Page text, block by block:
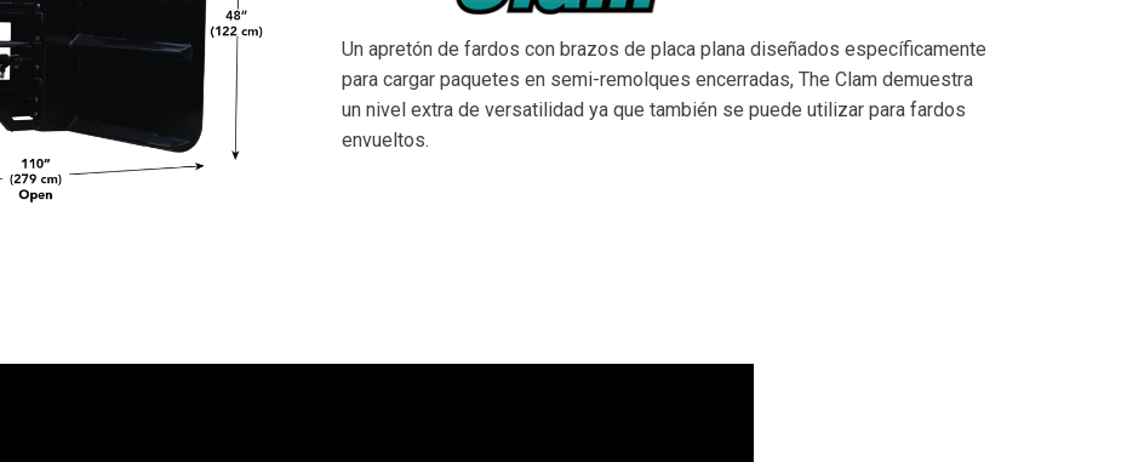
Un apretón de fardos con brazos de placa plana diseñados específicamente
para cargar paquetes en semi-remolques encerradas, The Clam demuestra
un nivel extra de versatilidad ya que también se puede utilizar para fardos
envueltos.